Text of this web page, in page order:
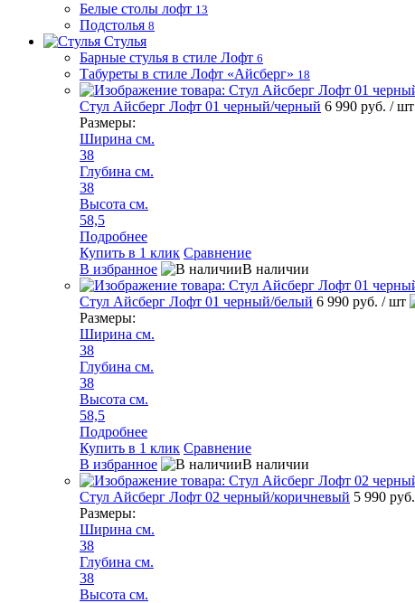
Белые столы лофт 13
Подстолья 8
Стулья
Барные стулья в стиле Лофт 6
Табуреты в стиле Лофт «Айсберг» 18
Стул Айсберг Лофт 01 черный/черный 6 990 руб. / шт
Размеры:
Ширина см.
38
Глубина см.
38
Высота см.
58,5
Подробнее
Купить в 1 клик Сравнение
В избранное
В наличии
Стул Айсберг Лофт 01 черный/белый 6 990 руб. / шт
Размеры:
Ширина см.
38
Глубина см.
38
Высота см.
58,5
Подробнее
Купить в 1 клик Сравнение
В избранное
В наличии
Стул Айсберг Лофт 02 черный/коричневый 5 990 руб.
Размеры:
Ширина см.
38
Глубина см.
38
Высота см.